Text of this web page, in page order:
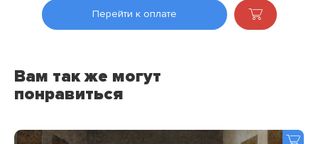
Перейти к оплате
Вам так же могут
понравиться